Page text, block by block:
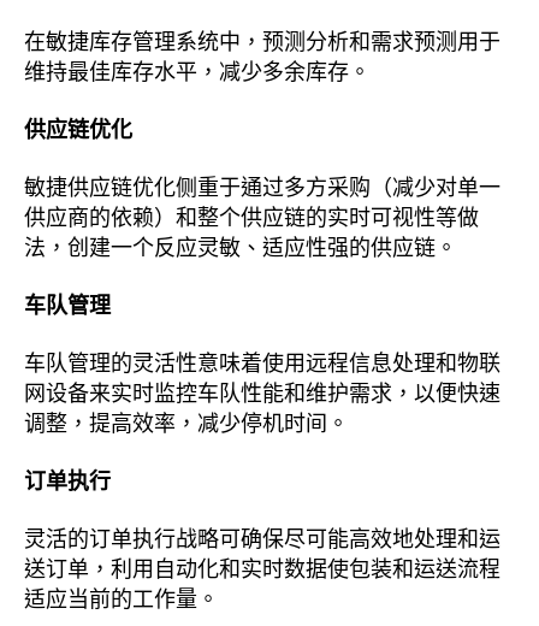
在敏捷库存管理系统中，预测分析和需求预测用于
维持最佳库存水平，减少多余库存。
供应链优化
敏捷供应链优化侧重于通过多方采购（减少对单一
供应商的依赖）和整个供应链的实时可视性等做
法，创建一个反应灵敏、适应性强的供应链。
车队管理
车队管理的灵活性意味着使用远程信息处理和物联
网设备来实时监控车队性能和维护需求，以便快速
调整，提高效率，减少停机时间。
订单执行
灵活的订单执行战略可确保尽可能高效地处理和运
送订单，利用自动化和实时数据使包装和运送流程
适应当前的工作量。